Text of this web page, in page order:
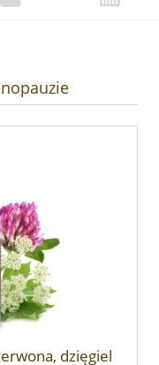
dzięgiel